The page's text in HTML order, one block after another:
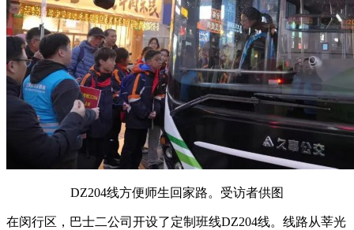
DZ204线方便师生回家路。受访者供图
在闵行区，巴士二公司开设了定制班线DZ204线。线路从莘光